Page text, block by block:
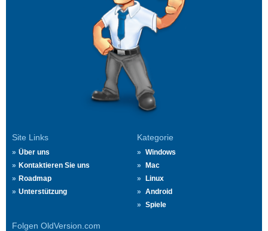
Site Links
Über uns
Kontaktieren Sie uns
Roadmap
Unterstützung
Kategorie
Windows
Mac
Linux
Android
Spiele
Folgen OldVersion.com